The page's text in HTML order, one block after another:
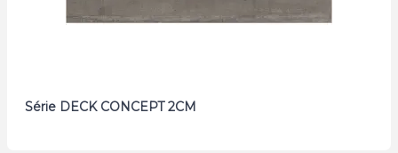
Série DECK CONCEPT 2CM